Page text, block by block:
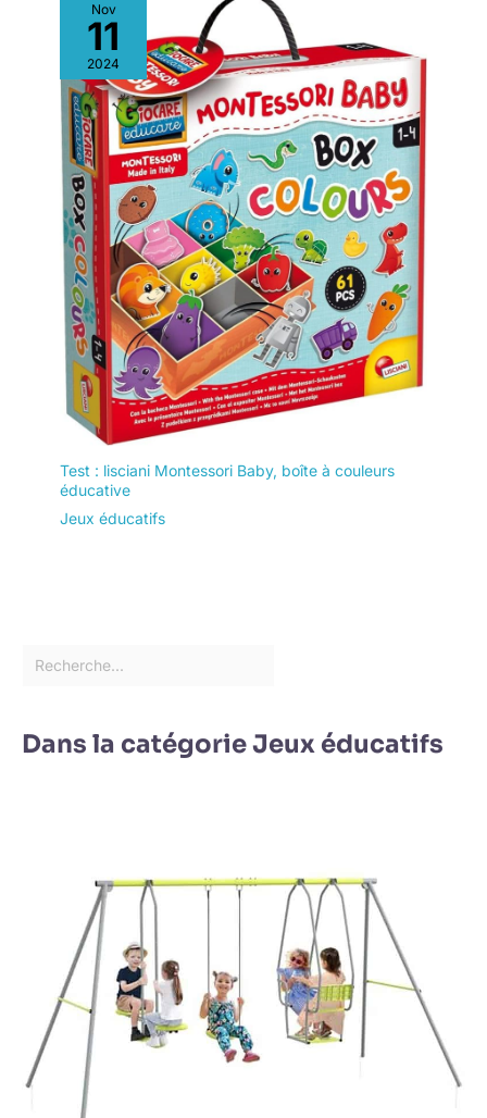
Nov
11
2024
Test : lisciani Montessori Baby, boîte à couleurs
éducative
Jeux éducatifs
Dans la catégorie Jeux éducatifs